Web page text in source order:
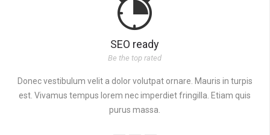
SEO ready
Be the top rated
Donec vestibulum velit a dolor volutpat ornare. Mauris in turpis
est. Vivamus tempus lorem nec imperdiet fringilla. Etiam quis
purus massa.